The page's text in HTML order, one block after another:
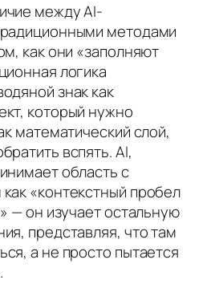
между AI-
методами
как они «заполняют
логика
знак как
который нужно
математический слой,
вспять. AI,
область с
«контекстный пробел
— он изучает остальную
представляя, что там
а не просто пытается